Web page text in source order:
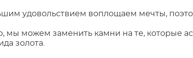
удовольствием воплощаем мечты,
мы можем заменить камни на те, которые
золота.